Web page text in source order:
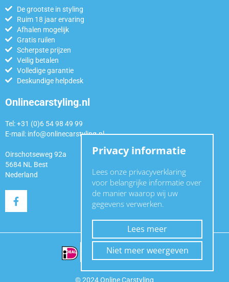
De grootste in styling
Ruim 18 jaar ervaring
Afhalen mogelijk
Gratis ruilen
Scherpste prijzen
Veilig betalen
Volledige garantie
Deskundige helpdesk
Onlinecarstyling.nl
Tel: +31 (0)6 54 98 49 99
E-mail: info@onlinecarstyling.nl
Oirschotseweg 92a
5684 NL Best
Nederland
© 2024 Online Carstyling
Privacy informatie
Lees onze privacyverklaring
voor belangrijke informatie over
de manier waarop wij uw
gegevens verwerken.
Lees meer
Niet meer weergeven